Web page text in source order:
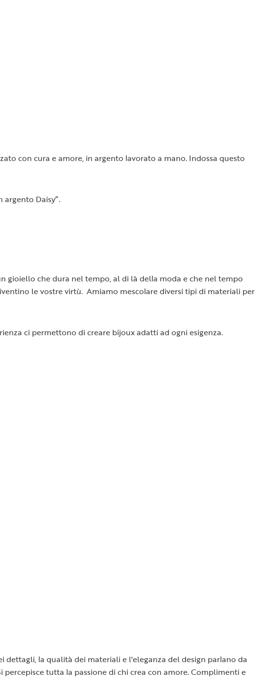
con cura e amore, in argento lavorato a mano. Indossa questo
argento Daisy”.
gioiello che dura nel tempo, al di là della moda e che nel tempo
le vostre virtù. Amiamo mescolare diversi tipi di materiali per
ci permettono di creare bijoux adatti ad ogni esigenza.
la qualità dei materiali e l'eleganza del design parlano da
tutta la passione di chi crea con amore. Complimenti e